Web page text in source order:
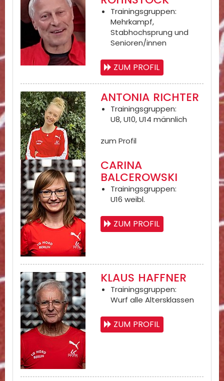
Trainingsgruppen:
Mehrkampf,
Stabhochsprung und
Senioren/innen
ZUM PROFIL
ANTONIA RICHTER
Trainingsgruppen:
U8, U10, U14 männlich
zum Profil
CARINA
BALCEROWSKI
Trainingsgruppen:
U16 weibl.
ZUM PROFIL
KLAUS HAFFNER
Trainingsgruppen:
Wurf alle Altersklassen
ZUM PROFIL